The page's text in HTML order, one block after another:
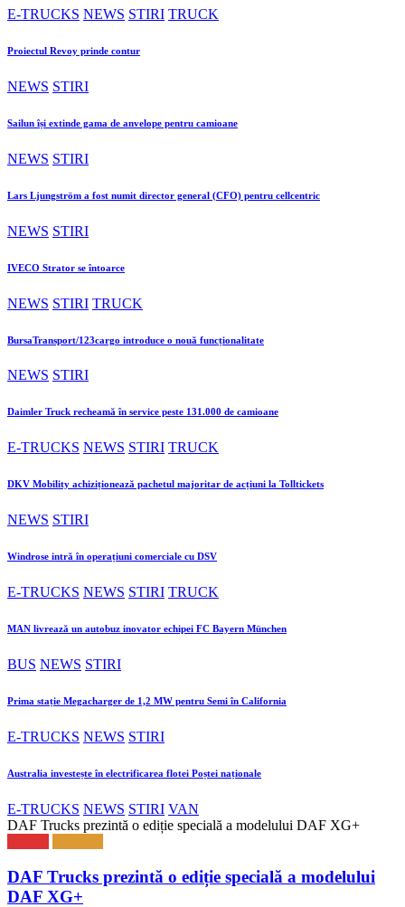
E-TRUCKS NEWS STIRI TRUCK
Proiectul Revoy prinde contur
NEWS STIRI
Sailun își extinde gama de anvelope pentru camioane
NEWS STIRI
Lars Ljungström a fost numit director general (CFO) pentru cellcentric
NEWS STIRI
IVECO Strator se întoarce
NEWS STIRI TRUCK
BursaTransport/123cargo introduce o nouă funcționalitate
NEWS STIRI
Daimler Truck recheamă în service peste 131.000 de camioane
E-TRUCKS NEWS STIRI TRUCK
DKV Mobility achiziționează pachetul majoritar de acțiuni la Tolltickets
NEWS STIRI
Windrose intră în operațiuni comerciale cu DSV
E-TRUCKS NEWS STIRI TRUCK
MAN livrează un autobuz inovator echipei FC Bayern München
BUS NEWS STIRI
Prima stație Megacharger de 1,2 MW pentru Semi în California
E-TRUCKS NEWS STIRI
Australia investește în electrificarea flotei Poștei naționale
E-TRUCKS NEWS STIRI VAN
DAF Trucks prezintă o ediție specială a modelului DAF XG+
DAF Trucks prezintă o ediție specială a modelului
DAF XG+